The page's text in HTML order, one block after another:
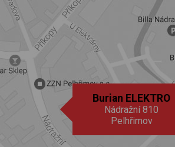
Burian ELEKTRO
Nádražní 810
Pelhřimov